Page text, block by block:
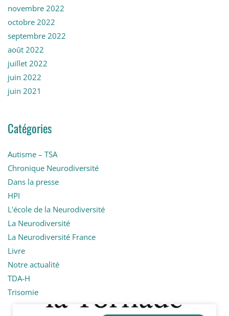
novembre 2022
octobre 2022
septembre 2022
août 2022
juillet 2022
juin 2022
juin 2021
Catégories
Autisme – TSA
Chronique Neurodiversité
Dans la presse
HPI
L'école de la Neurodiversité
La Neurodiversité
La Neurodiversité France
Livre
Notre actualité
TDA-H
Trisomie